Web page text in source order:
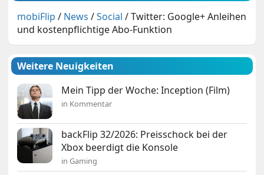
mobiFlip / News /Social /Twitter: Google+ Anleihen
und kostenpflichtige Abo-Funktion
Weitere Neuigkeiten
Mein Tipp der Woche: Inception (Film)
in Kommentar
backFlip 32/2026: Preisschock bei der
Xbox beerdigt die Konsole
in Gaming